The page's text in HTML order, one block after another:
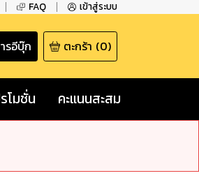
FAQ เข้าสู่ระบบ
รอีบุ๊ก ตะกร้า (0)
โมชั่น คะแนนสะสม